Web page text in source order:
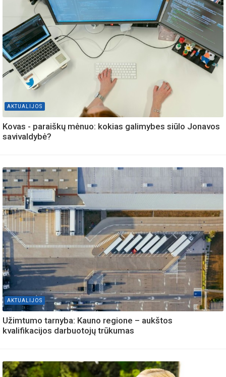
AKTUALIJOS
Kovas - paraiškų mėnuo: kokias galimybes siūlo Jonavos
savivaldybė?
AKTUALIJOS
Užimtumo tarnyba: Kauno regione – aukštos
kvalifikacijos darbuotojų trūkumas